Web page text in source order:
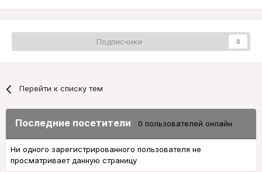
Подписчики 0
Перейти к списку тем
Последние посетители 0 пользователей онлайн
Ни одного зарегистрированного пользователя не
просматривает данную страницу